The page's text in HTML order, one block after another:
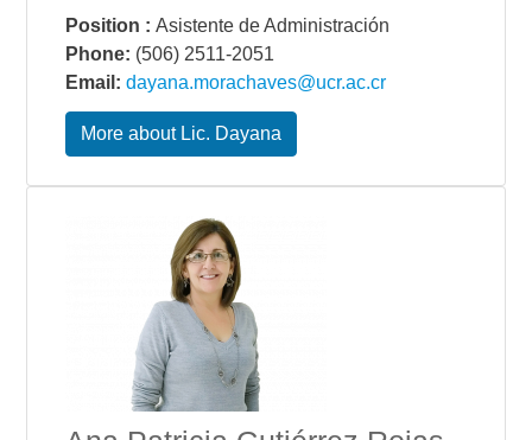
Position : Asistente de Administración
Phone: (506) 2511-2051
Email: dayana.morachaves@ucr.ac.cr
More about Lic. Dayana